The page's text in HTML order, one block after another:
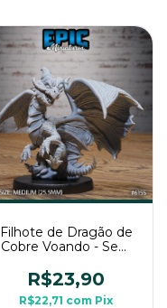
Filhote de Dragão de
Cobre Voando - Sem
Médio Para Rpg de
Mesa
R$23,90
R$22,71 com Pix